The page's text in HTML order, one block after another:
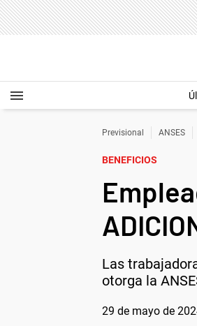
Previsional ANSES
BENEFICIOS
Las
otorga la
29 de mayo de